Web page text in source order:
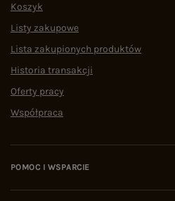
Koszyk
Listy zakupowe
Lista zakupionych produktów
Historia transakcji
Oferty pracy
Współpraca
POMOC I WSPARCIE